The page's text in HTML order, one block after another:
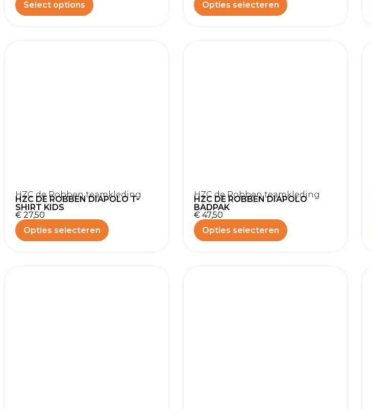
Select options
Opties selecteren
HZC de Robben teamkleding
HZC DE ROBBEN DIAPOLO T-
SHIRT KIDS
€ 27,50
Opties selecteren
HZC de Robben teamkleding
HZC DE ROBBEN DIAPOLO
BADPAK
€ 47,50
Opties selecteren